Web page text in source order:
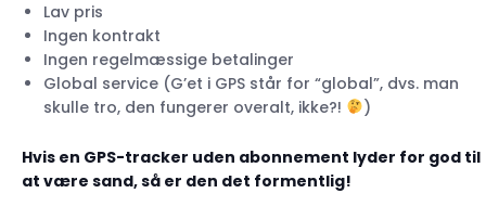
Lav pris
Ingen kontrakt
Ingen regelmæssige betalinger
Global service (G’et i GPS står for “global”, dvs. man
skulle tro, den fungerer overalt, ikke?!
)
Hvis en GPS-tracker uden abonnement lyder for god til
at være sand, så er den det formentlig!